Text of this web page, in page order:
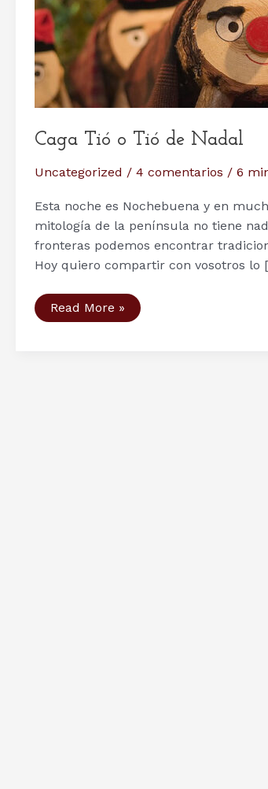
Caga Tió o Tió de Nadal
Uncategorized / 4 comentarios / 6
Esta noche es Nochebuena y en
mitología de la península no tiene
fronteras podemos encontrar
Hoy quiero compartir con vosotros lo
Caga
Tió
Read More »